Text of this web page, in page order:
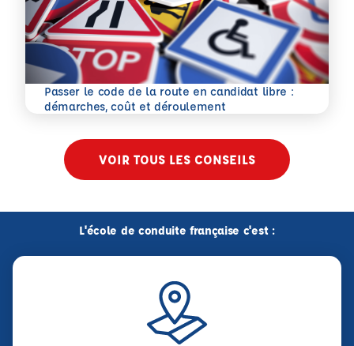
Passer le code de la route en candidat libre :
démarches, coût et déroulement
En savoir plus
VOIR TOUS LES CONSEILS
L'école de conduite française c'est :